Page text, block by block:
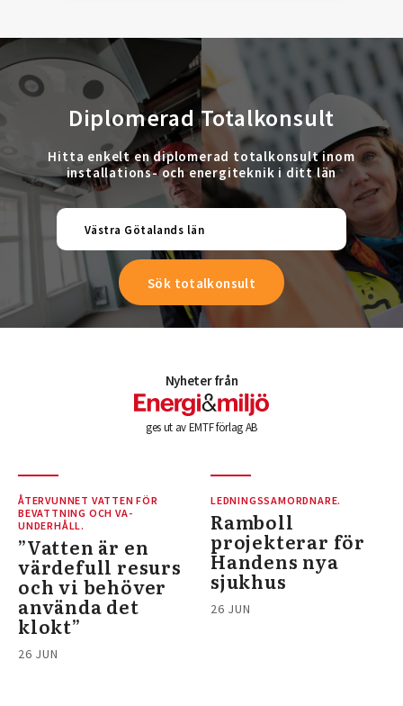
Diplomerad Totalkonsult
Hitta enkelt en diplomerad totalkonsult inom
installations- och energiteknik i ditt län
Västra Götalands län
Nyheter från
ges ut av EMTF förlag AB
ÅTERVUNNET VATTEN FÖR
BEVATTNING OCH VA-
UNDERHÅLL.
”Vatten är en
värdefull resurs
och vi behöver
använda det
klokt”
26 JUN
LEDNINGSSAMORDNARE.
Ramboll
projekterar för
Handens nya
sjukhus
26 JUN